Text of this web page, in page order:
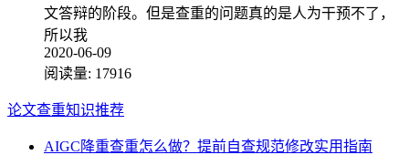
文答辩的阶段。但是查重的问题真的是人为干预不了，
所以我
2020-06-09
阅读量: 17916
论文查重知识推荐
AIGC降重查重怎么做？提前自查规范修改实用指南